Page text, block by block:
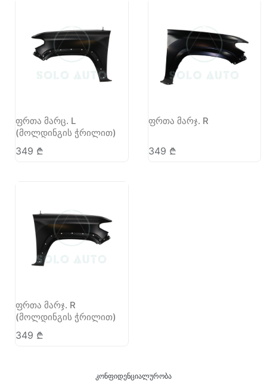
ფრთა მარც. L
(მოლდინგის ჭრილით)
349 ₾
ფრთა მარჯ. R
349 ₾
ფრთა მარჯ. R
(მოლდინგის ჭრილით)
349 ₾
კონფიდენციალურობა